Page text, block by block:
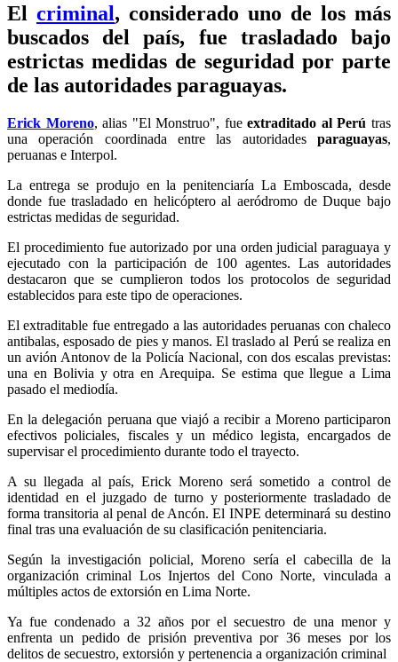
El criminal, considerado uno de los más
buscados del país, fue trasladado bajo
estrictas medidas de seguridad por parte
de las autoridades paraguayas.
Erick Moreno, alias "El Monstruo", fueextraditado al Perú tras
una operación coordinada entre las autoridades paraguayas,
peruanas e Interpol.
La entrega se produjo en la penitenciaría La Emboscada, desde
donde fue trasladado en helicóptero al aeródromo de Duque bajo
estrictas medidas de seguridad.
El procedimiento fue autorizado por una orden judicial paraguaya y
ejecutado con la participación de 100 agentes. Las autoridades
destacaron que se cumplieron todos los protocolos de seguridad
establecidos para este tipo de operaciones.
El extraditable fue entregado a las autoridades peruanas con chaleco
antibalas, esposado de pies y manos. El traslado al Perú se realiza en
un avión Antonov de la Policía Nacional, con dos escalas previstas:
una en Bolivia y otra en Arequipa. Se estima que llegue a Lima
pasado el mediodía.
En la delegación peruana que viajó a recibir a Moreno participaron
efectivos policiales, fiscales y un médico legista, encargados de
supervisar el procedimiento durante todo el trayecto.
A su llegada al país, Erick Moreno será sometido a control de
identidad en el juzgado de turno y posteriormente trasladado de
forma transitoria al penal de Ancón. El INPE determinará su destino
final tras una evaluación de su clasificación penitenciaria.
Según la investigación policial, Moreno sería el cabecilla de la
organización criminal Los Injertos del Cono Norte, vinculada a
múltiples actos de extorsión en Lima Norte.
Ya fue condenado a 32 años por el secuestro de una menor y
enfrenta un pedido de prisión preventiva por 36 meses por los
delitos de secuestro, extorsión y pertenencia a organización criminal